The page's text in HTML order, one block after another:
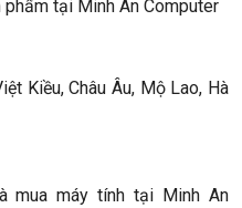
tại Minh An Computer
Kiều, Châu Âu, Mộ Lao, Hà
mua máy tính tại Minh An